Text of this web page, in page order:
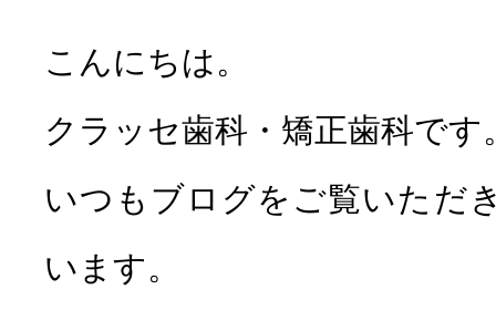
セラミック
治療
ホワイトニ
こんにちは。
クラッセ歯科・矯正歯科です
いつもブログをご覧いただ
います。